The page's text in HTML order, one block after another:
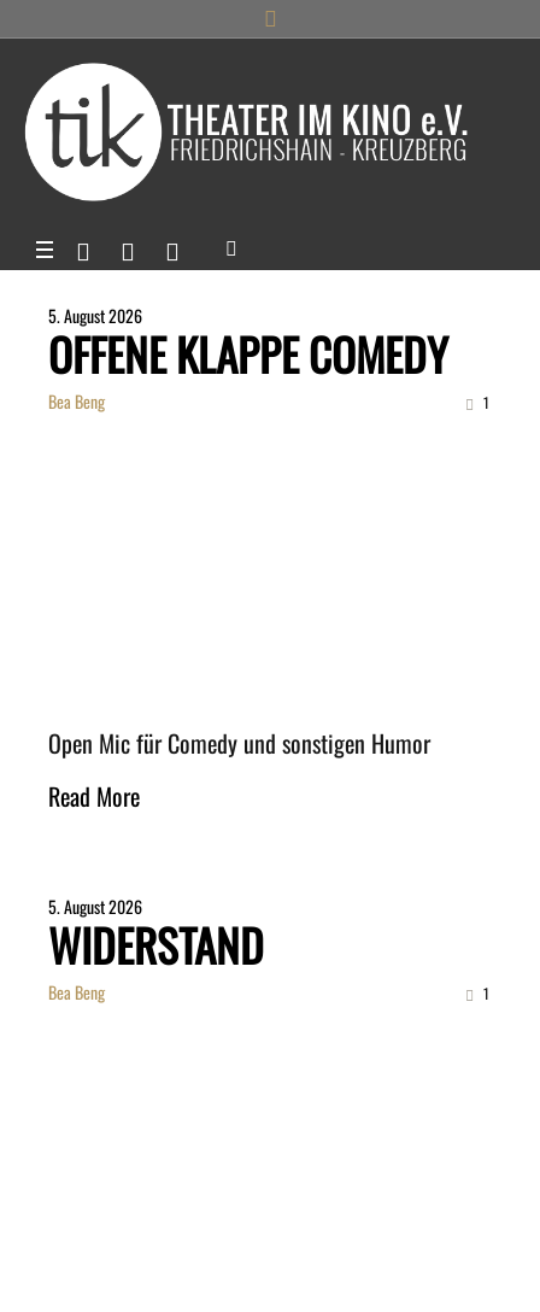
5. August 2026
OFFENE KLAPPE COMEDY
Bea Beng 1
Open Mic für Comedy und sonstigen Humor
Read More
5. August 2026
WIDERSTAND
Bea Beng 1